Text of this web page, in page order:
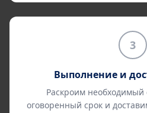
3
Выполнение и
Раскроим необходимый
оговоренный срок и